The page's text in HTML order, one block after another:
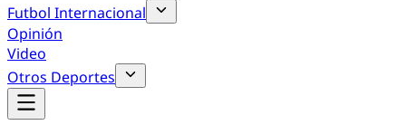
Futbol Internacional
Opinión
Video
Otros Deportes